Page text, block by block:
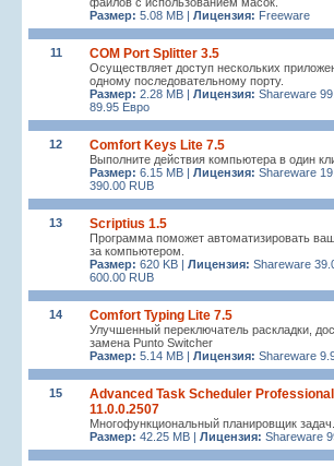
Размер: 5.08 MB | Лицензия: Freeware
11 COM Port Splitter 3.5
Осуществляет доступ нескольких
одному последовательному порту.
Размер: 2.28 MB | Лицензия: Shareware
89.95 Евро
12 Comfort Keys Lite 7.5
Выполните действия компьютера в один
Размер: 6.15 MB | Лицензия: Shareware
390.00 RUB
13 Scriptius 1.5
Программа поможет автоматизировать
за компьютером.
Размер: 620 KB | Лицензия: Shareware
600.00 RUB
14 Comfort Typing Lite 7.5
Улучшенный переключатель раскладки,
замена Punto Switcher
Размер: 5.14 MB | Лицензия: Shareware
15
Advanced Task Scheduler Professional
11.0.0.2507
Многофункциональный планировщик задач.
Размер: 42.25 MB | Лицензия: Shareware